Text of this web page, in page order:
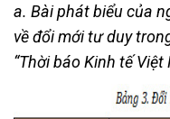
a. Bài phát biểu của
về đổi mới tư duy
“Thời báo Kinh tế